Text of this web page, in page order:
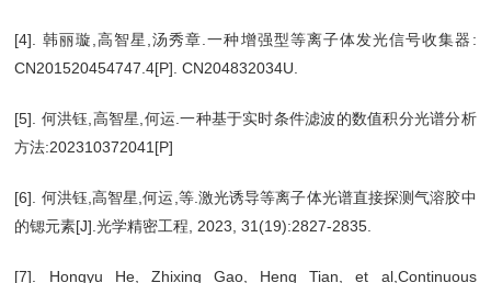
[4]. 韩丽璇,高智星,汤秀章.一种增强型等离子体发光信号收集器:
CN201520454747.4[P]. CN204832034U.
[5]. 何洪钰,高智星,何运.一种基于实时条件滤波的数值积分光谱分析
方法:202310372041[P]
[6]. 何洪钰,高智星,何运,等.激光诱导等离子体光谱直接探测气溶胶中
的锶元素[J].光学精密工程, 2023, 31(19):2827-2835.
[7]. Hongyu He, Zhixing Gao, Heng Tian, et al,Continuous